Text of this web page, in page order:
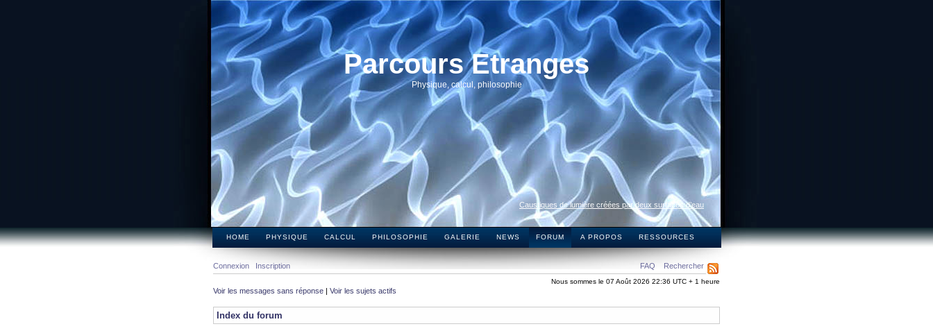
Parcours Etranges
Physique, calcul, philosophie
Caustiques de lumière créées par deux surfaces d’eau
HOME PHYSIQUE CALCUL PHILOSOPHIE GALERIE NEWS FORUM A PROPOS RESSOURCES
FAQ Rechercher
Connexion Inscription
Nous sommes le 07 Août 2026 22:36 UTC + 1 heure
Voir les messages sans réponse | Voir les sujets actifs
Index du forum